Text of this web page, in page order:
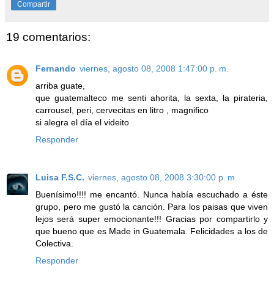
Compartir
19 comentarios:
Fernando viernes, agosto 08, 2008 1:47:00 p. m.
arriba guate,
que guatemalteco me senti ahorita, la sexta, la pirateria,
carrousel, peri, cervecitas en litro , magnifico
si alegra el día el videito
Responder
Luisa F.S.C. viernes, agosto 08, 2008 3:30:00 p. m.
Buenísimo!!!! me encantó. Nunca había escuchado a éste
grupo, pero me gustó la canción. Para los paisas que viven
lejos será super emocionante!!! Gracias por compartirlo y
que bueno que es Made in Guatemala. Felicidades a los de
Colectiva.
Responder